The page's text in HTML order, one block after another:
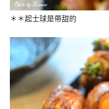
＊＊起士球是帶甜的